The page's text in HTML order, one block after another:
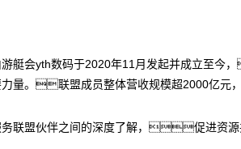
游艇会yth数码于2020年11月发起并成立至
力量。联盟成员整体营收规模超2000
务联盟伙伴之间的深度了解，促进资